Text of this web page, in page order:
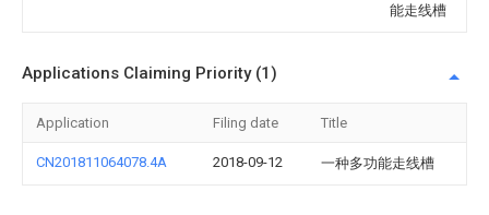
能走线槽
Applications Claiming Priority (1)
Application Filing date Title
CN201811064078.4A 2018-09-12 一种多功能走线槽